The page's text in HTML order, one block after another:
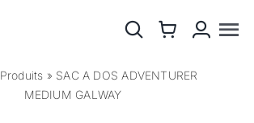
PROMOTIONS
Produits » SAC A DOS ADVENTURER
MEDIUM GALWAY